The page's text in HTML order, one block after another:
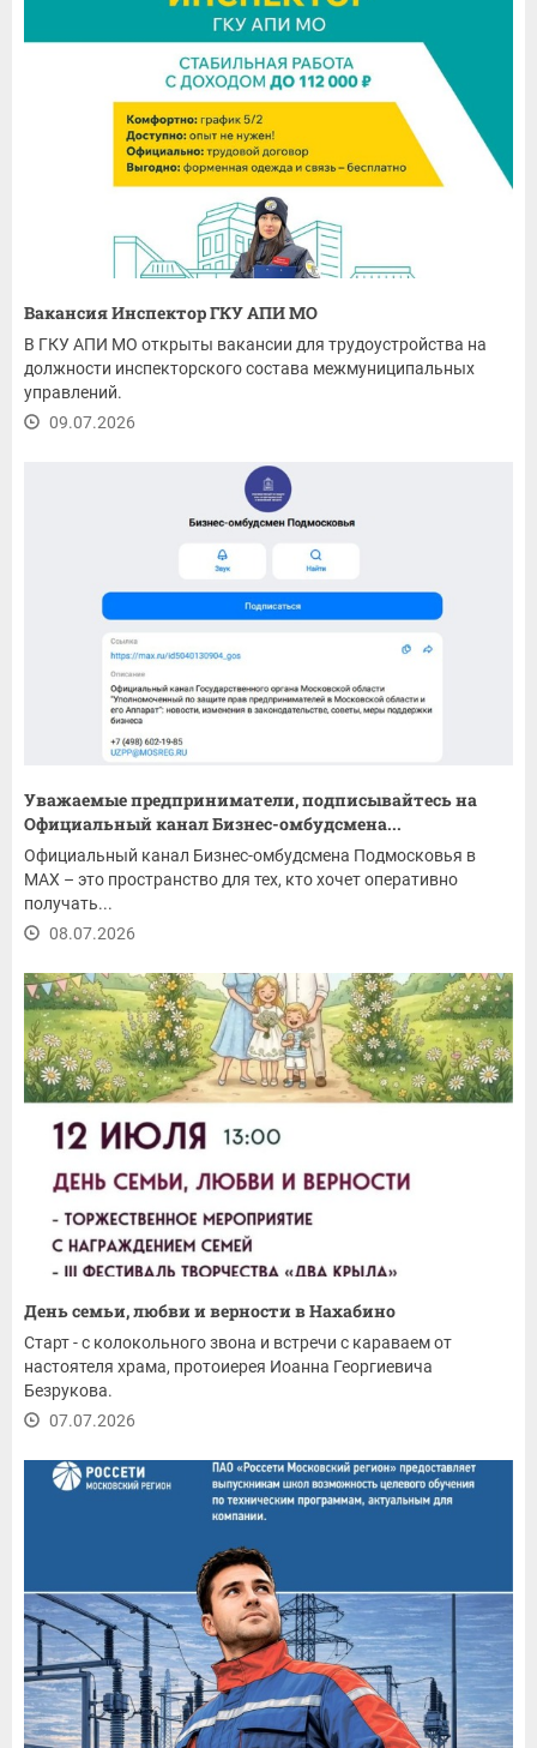
Вакансия Инспектор ГКУ АПИ МО
В ГКУ АПИ МО открыты вакансии для трудоустройства на
должности инспекторского состава межмуниципальных
управлений.
09.07.2026
Уважаемые предприниматели, подписывайтесь на
Официальный канал Бизнес-омбудсмена...
Официальный канал Бизнес-омбудсмена Подмосковья в
MAX – это пространство для тех, кто хочет оперативно
получать...
08.07.2026
День семьи, любви и верности в Нахабино
Старт - с колокольного звона и встречи с караваем от
настоятеля храма, протоиерея Иоанна Георгиевича
Безрукова.
07.07.2026